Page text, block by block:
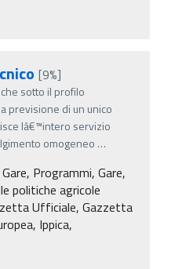
[9%]
sotto il profilo
previsione di un unico
lâ€™intero servizio
omogeneo …
Programmi, Gare,
politiche agricole
Ufficiale, Gazzetta
Ippica,